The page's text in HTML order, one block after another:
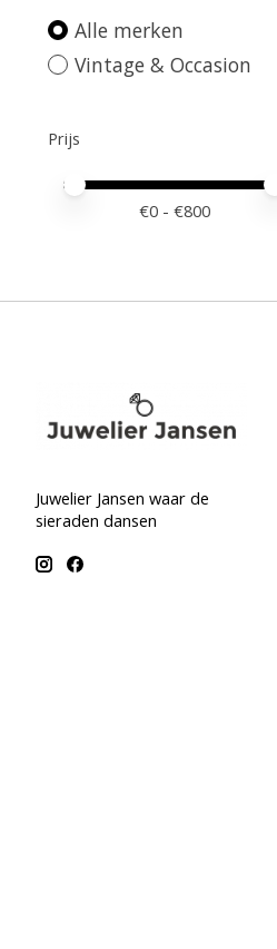
Alle merken
Vintage & Occasion
Prijs
Minimale prijswaarde
Price maximum value
€0 - €800
Juwelier Jansen waar de
sieraden dansen